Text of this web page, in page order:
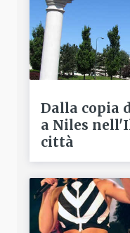
Dalla copia
a Niles
città